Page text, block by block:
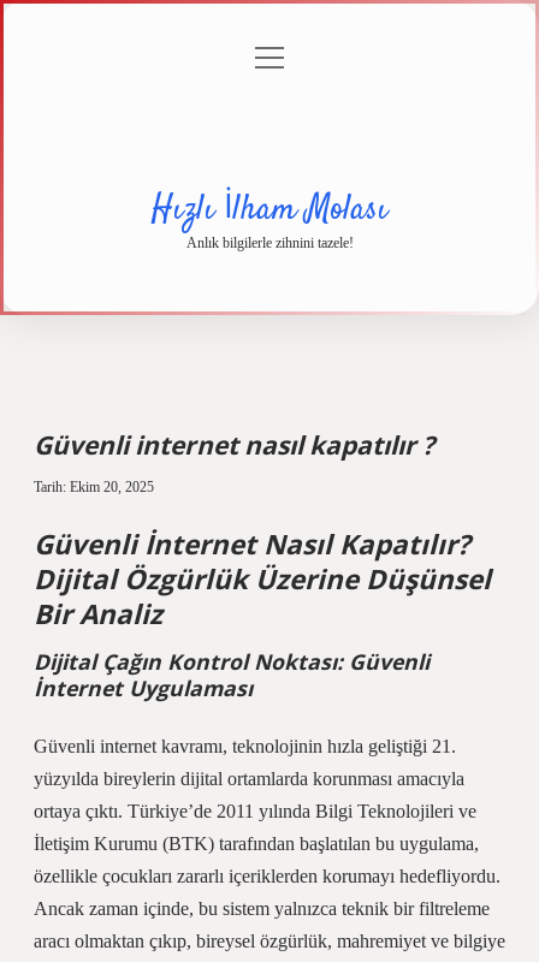
menüyü
Hızlı İlham Molası
Anlık bilgilerle zihnini tazele!
Güvenli internet nasıl kapatılır ?
Tarih: Ekim 20, 2025
Güvenli İnternet Nasıl Kapatılır?
Dijital Özgürlük Üzerine Düşünsel
Bir Analiz
Dijital Çağın Kontrol Noktası: Güvenli
İnternet Uygulaması
Güvenli internet kavramı, teknolojinin hızla geliştiği 21.
yüzyılda bireylerin dijital ortamlarda korunması amacıyla
ortaya çıktı. Türkiye’de 2011 yılında Bilgi Teknolojileri ve
İletişim Kurumu (BTK) tarafından başlatılan bu uygulama,
özellikle çocukları zararlı içeriklerden korumayı hedefliyordu.
Ancak zaman içinde, bu sistem yalnızca teknik bir filtreleme
aracı olmaktan çıkıp, bireysel özgürlük, mahremiyet ve bilgiye